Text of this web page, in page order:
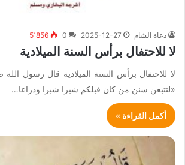
دعاة الشام 2025-12-27
0 5٬856
لا للاحتفال برأس السنة الميلادية
لا للاحتفال برأس السنة الميلادية قال رسول
«لتتبعن سنن من كان قبلكم شبرا شبرا وذراعا…
أكمل القراءة »